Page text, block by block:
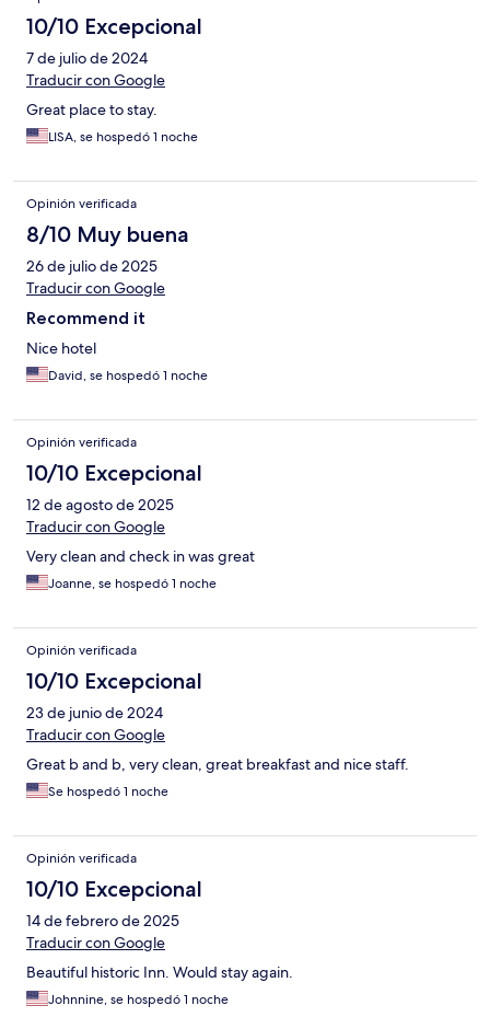
10/10 Excepcional
7 de julio de 2024
Traducir con Google
Great place to stay.
LISA, se hospedó 1 noche
Opinión verificada
8/10 Muy buena
26 de julio de 2025
Traducir con Google
Recommend it
Nice hotel
David, se hospedó 1 noche
Opinión verificada
10/10 Excepcional
12 de agosto de 2025
Traducir con Google
Very clean and check in was great
Joanne, se hospedó 1 noche
Opinión verificada
10/10 Excepcional
23 de junio de 2024
Traducir con Google
Great b and b, very clean, great breakfast and nice staff.
Se hospedó 1 noche
Opinión verificada
10/10 Excepcional
14 de febrero de 2025
Traducir con Google
Beautiful historic Inn. Would stay again.
Johnnine, se hospedó 1 noche